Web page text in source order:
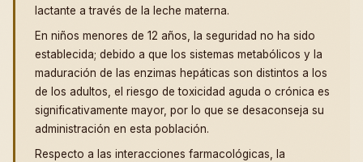
lactante a través de la leche materna.
En niños menores de 12 años, la seguridad no ha sido
establecida; debido a que los sistemas metabólicos y la
maduración de las enzimas hepáticas son distintos a los
de los adultos, el riesgo de toxicidad aguda o crónica es
significativamente mayor, por lo que se desaconseja su
administración en esta población.
Respecto a las interacciones farmacológicas, la